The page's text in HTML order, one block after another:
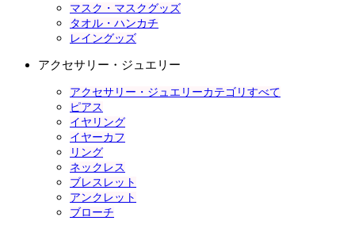
マスク・マスクグッズ
タオル・ハンカチ
レイングッズ
アクセサリー・ジュエリー
アクセサリー・ジュエリーカテゴリすべて
ピアス
イヤリング
イヤーカフ
リング
ネックレス
ブレスレット
アンクレット
ブローチ